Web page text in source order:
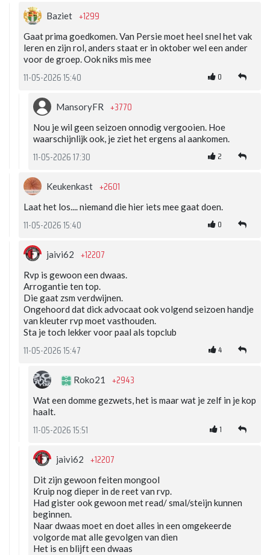
Baziet +1299
Gaat prima goedkomen. Van Persie moet heel snel het vak
leren en zijn rol, anders staat er in oktober wel een ander
voor de groep. Ook niks mis mee
11-05-2026 15:40 0
MansoryFR +3770
Nou je wil geen seizoen onnodig vergooien. Hoe
waarschijnlijk ook, je ziet het ergens al aankomen.
11-05-2026 17:30 2
Keukenkast +2601
Laat het los.... niemand die hier iets mee gaat doen.
11-05-2026 15:40 0
jaivi62 +12207
Rvp is gewoon een dwaas.
Arrogantie ten top.
Die gaat zsm verdwijnen.
Ongehoord dat dick advocaat ook volgend seizoen handje
van kleuter rvp moet vasthouden.
Sta je toch lekker voor paal als topclub
11-05-2026 15:47 4
Roko21 +2943
Wat een domme gezwets, het is maar wat je zelf in je kop
haalt.
11-05-2026 15:51 1
jaivi62 +12207
Dit zijn gewoon feiten mongool
Kruip nog dieper in de reet van rvp.
Had gister ook gewoon met read/ smal/steijn kunnen
beginnen.
Naar dwaas moet en doet alles in een omgekeerde
volgorde mat alle gevolgen van dien
Het is en blijft een dwaas